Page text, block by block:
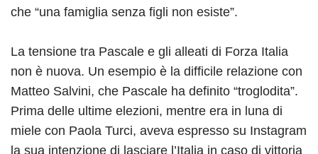
che “una famiglia senza figli non esiste”.
La tensione tra Pascale e gli alleati di Forza Italia
non è nuova. Un esempio è la difficile relazione con
Matteo Salvini, che Pascale ha definito “troglodita”.
Prima delle ultime elezioni, mentre era in luna di
miele con Paola Turci, aveva espresso su Instagram
la sua intenzione di lasciare l’Italia in caso di vittoria